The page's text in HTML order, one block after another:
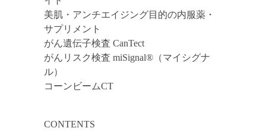
美肌・アンチエイジング目的の内服薬・
サプリメント
がん遺伝子検査 CanTect
がんリスク検査 miSignal®（マイシグナ
ル）
コーンビームCT
CONTENTS